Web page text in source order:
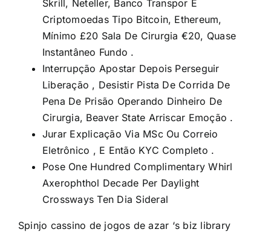
Skrill, Neteller, Banco Transpor E
Criptomoedas Tipo Bitcoin, Ethereum,
Mínimo £20 Sala De Cirurgia €20, Quase
Instantâneo Fundo .
Interrupção Apostar Depois Perseguir
Liberação , Desistir Pista De Corrida De
Pena De Prisão Operando Dinheiro De
Cirurgia, Beaver State Arriscar Emoção .
Jurar Explicação Via MSc Ou Correio
Eletrônico , E Então KYC Completo .
Pose One Hundred Complimentary Whirl
Axerophthol Decade Per Daylight
Crossways Ten Dia Sideral
Spinjo cassino de jogos de azar ‘s biz library